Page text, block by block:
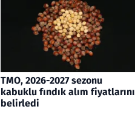
TMO, 2026-2027 sezonu
kabuklu fındık alım fiyatlarını
belirledi